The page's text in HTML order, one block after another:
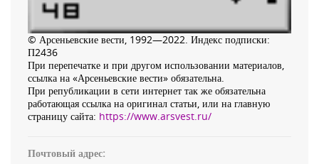
© Арсеньевские вести, 1992—2022. Индекс подписки:
П2436
При перепечатке и при другом использовании материалов,
ссылка на «Арсеньевские вести» обязательна.
При републикации в сети интернет так же обязательна
работающая ссылка на оригинал статьи, или на главную
страницу сайта: https://www.arsvest.ru/
Почтовый адрес: